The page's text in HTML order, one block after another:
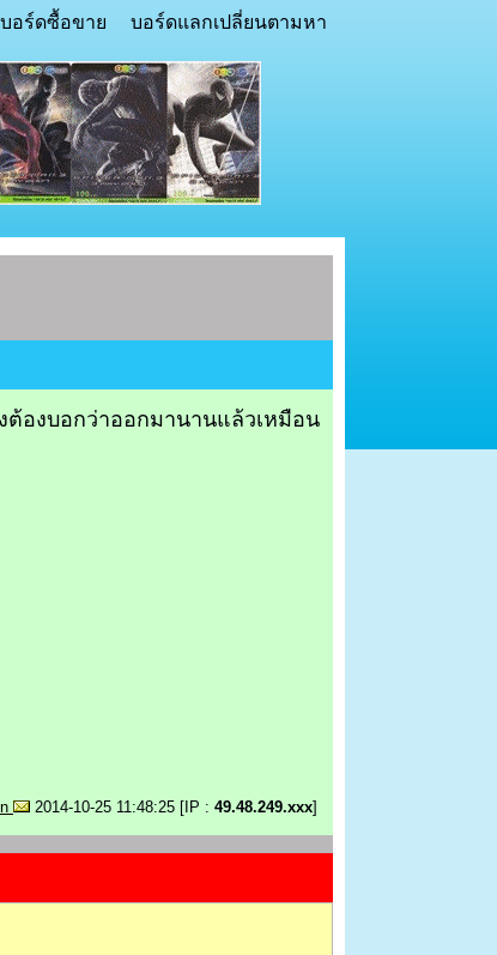
บอร์ดซื้อขาย บอร์ดแลกเปลี่ยนตามหา
องบอกว่าออกมานานแล้วเหมือน
2014-10-25 11:48:25 [IP : 49.48.249.xxx]